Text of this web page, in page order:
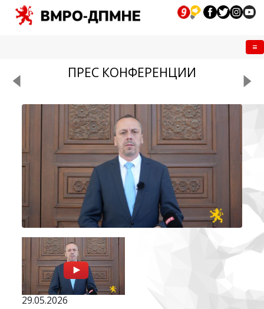
ПРЕС КОНФЕРЕНЦИИ
29.05.2026